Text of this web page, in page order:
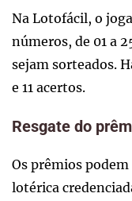
Na Lotofácil, o
números, de 01 a
sejam sorteados.
e 11 acertos.
Resgate do
Os prêmios
lotérica